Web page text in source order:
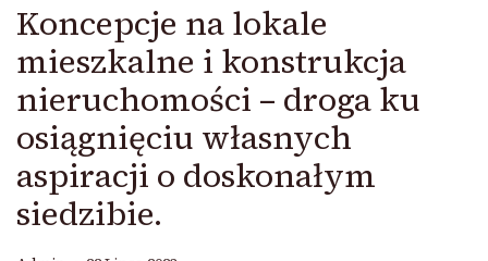
Koncepcje na lokale
mieszkalne i konstrukcja
nieruchomości – droga ku
osiągnięciu własnych
aspiracji o doskonałym
siedzibie.